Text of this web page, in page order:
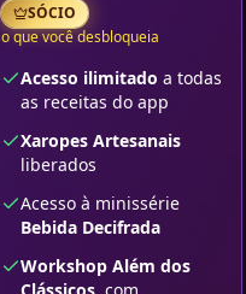
SÓCIO
o que você desbloqueia
Acesso ilimitado a todas
as receitas do app
Xaropes Artesanais
liberados
Acesso à minissérie
Bebida Decifrada
Workshop Além dos
Clássicos , com